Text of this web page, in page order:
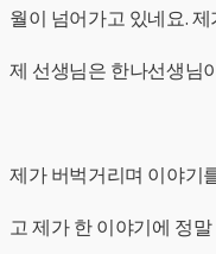
월이 넘어가고 있네요.
제 선생님은 한나선생님
제가 버벅거리며 이야기
고 제가 한 이야기에 정